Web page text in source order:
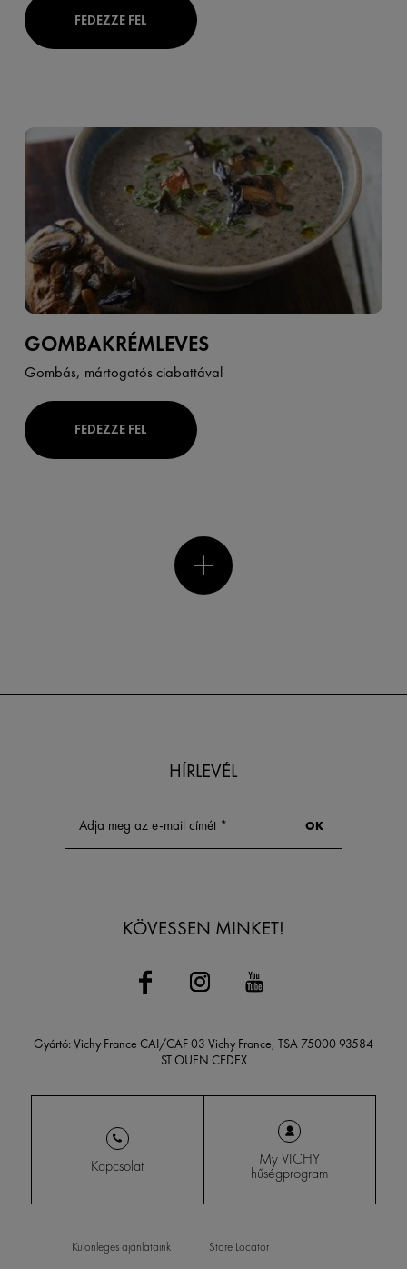
FEDEZZE FEL
GOMBAKRÉMLEVES
Gombás, mártogatós ciabattával
FEDEZZE FEL
HÍRLEVÉL
KÖVESSEN MINKET!
Gyártó: Vichy France CAI/CAF 03 Vichy France, TSA 75000 93584
ST OUEN CEDEX
Kapcsolat My VICHY
hűségprogram
Különleges ajánlataink Store Locator